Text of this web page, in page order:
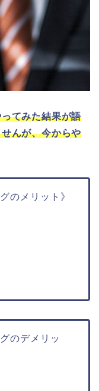
てみた結果が語
んが、今からや
のメリット》
のデメリッ